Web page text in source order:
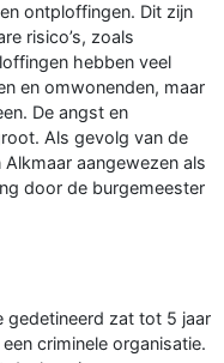
ontploffingen. Dit zijn
risico’s, zoals
hebben veel
en omwonenden, maar
De angst en
Als gevolg van de
aangewezen als
door de burgemeester
gedetineerd zat tot 5 jaar
criminele organisatie.